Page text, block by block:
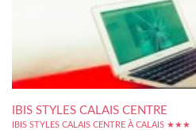
IBIS STYLES CALAIS CENTRE
IBIS STYLES CALAIS CENTRE À CALAIS ★★★